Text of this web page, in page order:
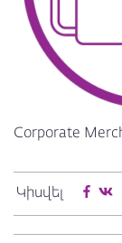
Corporate
Կիսվել